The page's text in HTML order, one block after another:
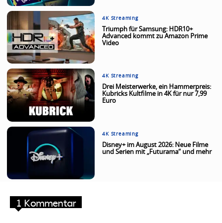
4K Streaming
Triumph für Samsung: HDR10+
Advanced kommt zu Amazon Prime
Video
4K Streaming
Drei Meisterwerke, ein Hammerpreis:
Kubricks Kultfilme in 4K für nur 7,99
Euro
4K Streaming
Disney+ im August 2026: Neue Filme
und Serien mit „Futurama“ und mehr
1 Kommentar